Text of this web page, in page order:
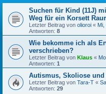
Suchen für Kind (11J)
Weg für ein Korsett
Letzter Beitrag von olioroi « Mi,
Antworten: 8
Wie bekomme ich als
verschrieben?
Letzter Beitrag von Klaus «
Antworten: 1
Autismus, Skoliose
Letzter Beitrag von Tara-T «
Antworten: 29